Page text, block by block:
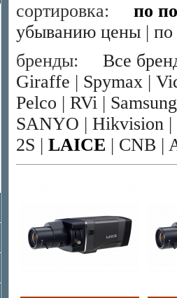
сортировка: по
убыванию цены |
бренды: Все
Giraffe | Spymax |
Pelco | RVi |
SANYO | Hikvision |
2S | LAICE | CNB |